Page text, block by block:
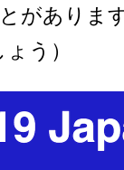
がありま
う）